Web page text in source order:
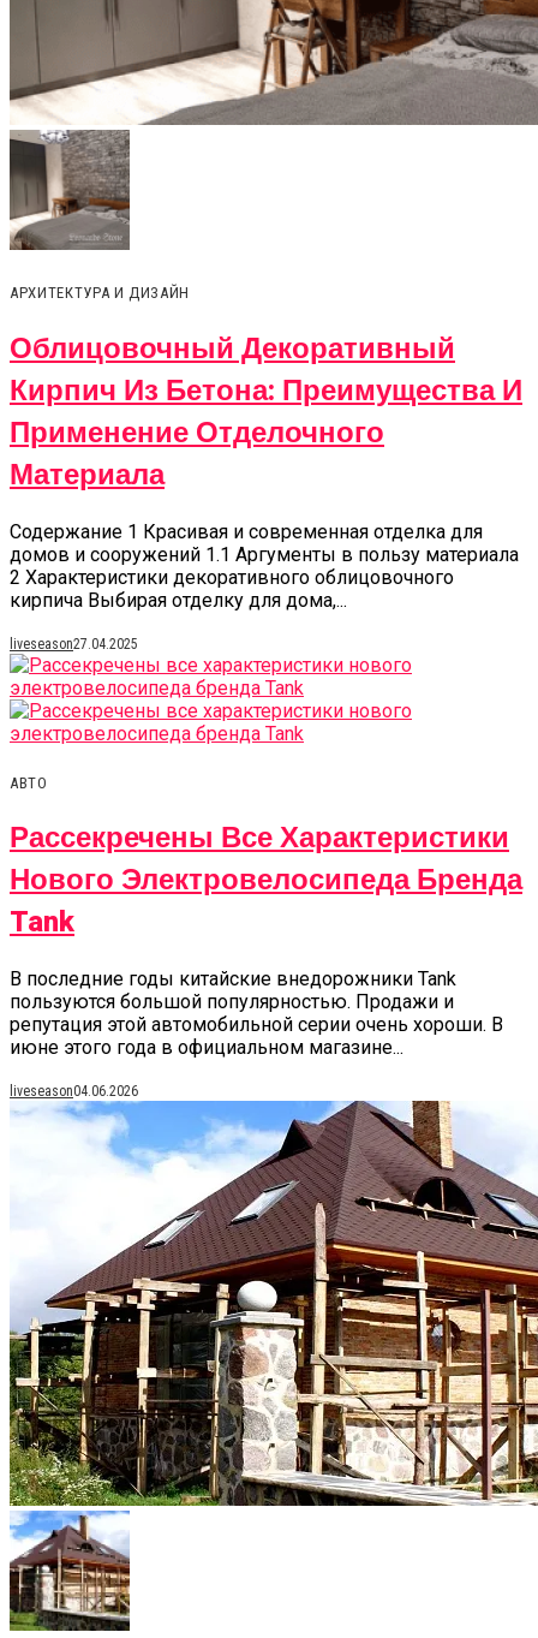
АРХИТЕКТУРА И ДИЗАЙН
Облицовочный Декоративный
Кирпич Из Бетона: Преимущества И
Применение Отделочного
Материала
Содержание 1 Красивая и современная отделка для
домов и сооружений 1.1 Аргументы в пользу материала
2 Характеристики декоративного облицовочного
кирпича Выбирая отделку для дома,...
liveseason27.04.2025
АВТО
Рассекречены Все Характеристики
Нового Электровелосипеда Бренда
Tank
В последние годы китайские внедорожники Tank
пользуются большой популярностью. Продажи и
репутация этой автомобильной серии очень хороши. В
июне этого года в официальном магазине...
liveseason04.06.2026